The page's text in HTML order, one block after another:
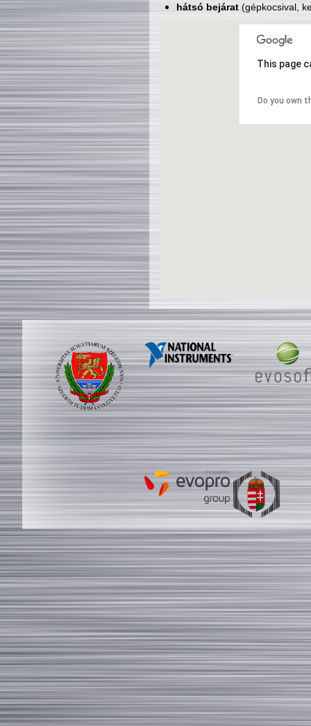
hátsó bejárat(gépkocsival,
This page
Do you own